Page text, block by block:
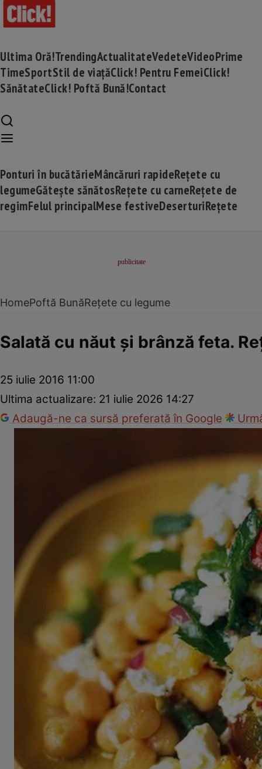
Ultima Oră!TrendingActualitateVedeteVideoPrime
TimeSportStil de viațăClick! Pentru FemeiClick!
SănătateClick! Poftă Bună!Contact
Ponturi în bucătărieMâncăruri rapideRețete cu
legumeGătește sănătosRețete cu carneRețete de
regimFelul principalMese festiveDeserturiRețete
HomePoftă BunăRețete cu legume
Salată cu năut şi brânză feta.
25 iulie 2016 11:00
Ultima actualizare: 21 iulie 2026 14:27
Adaugă-ne ca sursă preferată în Google